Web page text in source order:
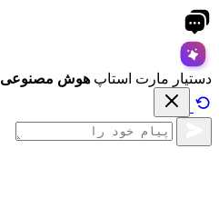
دستیار مارت استاپ هوش مصنوعی